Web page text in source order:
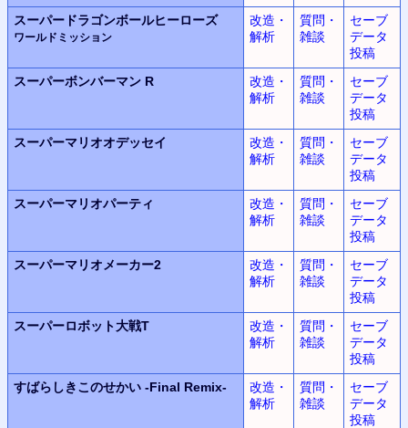
スーパードラゴンボールヒーローズ
ワールドミッション
改造・
解析
質問・
雑談
セーブ
データ
投稿
スーパーボンバーマン R
改造・
解析
質問・
雑談
セーブ
データ
投稿
スーパーマリオオデッセイ
改造・
解析
質問・
雑談
セーブ
データ
投稿
スーパーマリオパーティ
改造・
解析
質問・
雑談
セーブ
データ
投稿
スーパーマリオメーカー2
改造・
解析
質問・
雑談
セーブ
データ
投稿
スーパーロボット大戦T
改造・
解析
質問・
雑談
セーブ
データ
投稿
すばらしきこのせかい -Final Remix-
改造・
解析
質問・
雑談
セーブ
データ
投稿